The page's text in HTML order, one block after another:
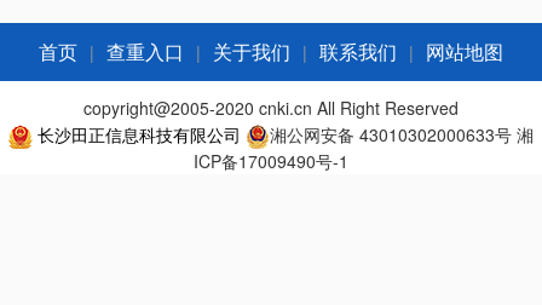
首页 | 查重入口 | 关于我们 | 联系我们 | 网站地图
copyright@2005-2020 cnki.cn All Right Reserved
长沙田正信息科技有限公司
湘公网安备 43010302000633号 湘
ICP备17009490号-1